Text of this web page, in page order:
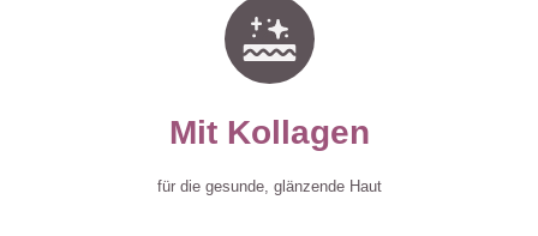
Mit Kollagen
für die gesunde, glänzende Haut